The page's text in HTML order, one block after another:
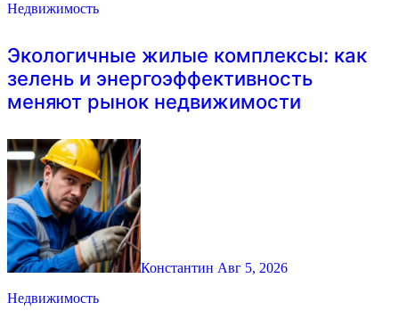
Недвижимость
Экологичные жилые комплексы: как
зелень и энергоэффективность
меняют рынок недвижимости
Константин Авг 5, 2026
Недвижимость